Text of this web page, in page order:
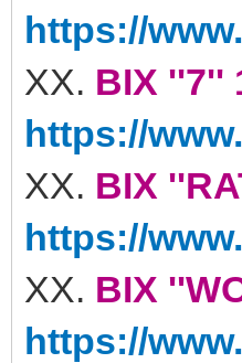
https://
XX. BIX ''7''
https://
XX. BIX
https://
XX. BIX
https://